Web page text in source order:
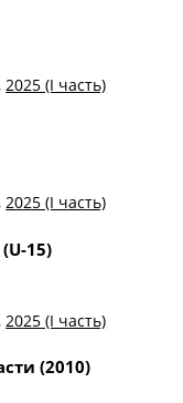
, 2025 (I часть)
2025 (I часть)
15)
, 2025 (I часть)
(2010)